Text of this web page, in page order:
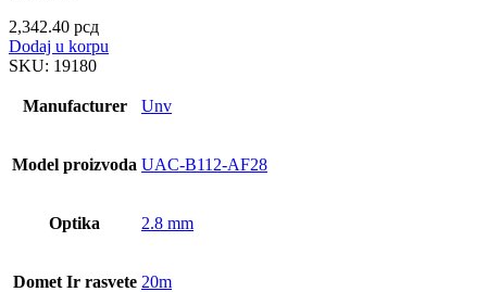
2,342.40 рсд
Dodaj u korpu
SKU: 19180
Manufacturer Unv
Model proizvoda UAC-B112-AF28
Optika 2.8 mm
Domet Ir rasvete 20m